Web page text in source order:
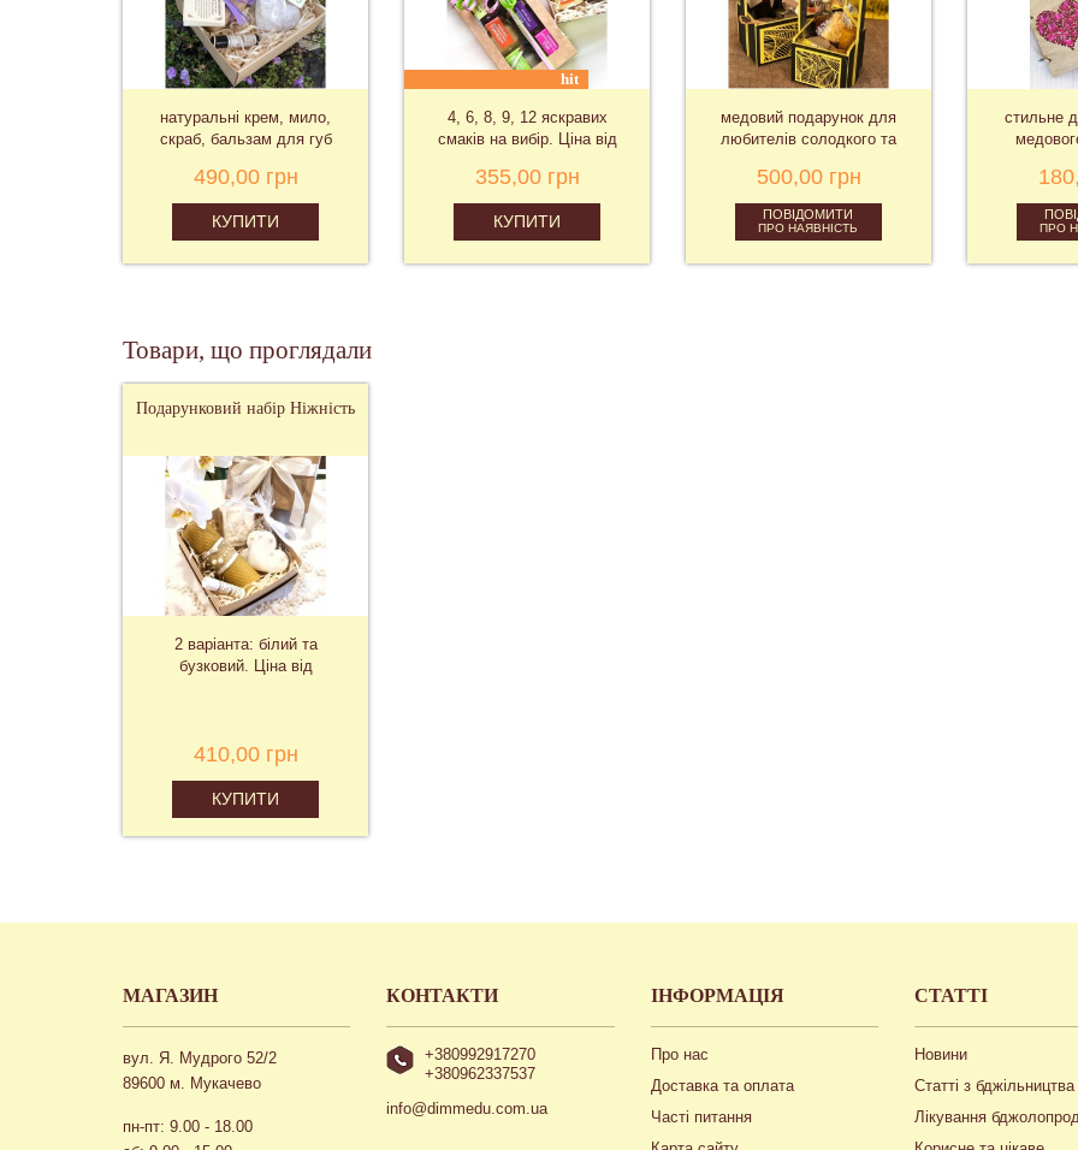
натуральні крем, мило,
скраб, бальзам для губ
490,00 грн
КУПИТИ
hit
4, 6, 8, 9, 12 яскравих
смаків на вибір. Ціна від
355,00 грн
КУПИТИ
медовий подарунок для
любителів солодкого та
500,00 грн
ПОВІДОМИТИ
ПРО НАЯВНІСТЬ
стильне
ПРО
Товари, що проглядали
Подарунковий набір Ніжність
2 варіанта: білий та
бузковий. Ціна від
410,00 грн
КУПИТИ
МАГАЗИН
вул. Я. Мудрого 52/2
89600 м. Мукачево
пн-пт: 9.00 - 18.00
КОНТАКТИ
+380992917270
+380962337537
info@dimmedu.com.ua
ІНФОРМАЦІЯ
Про нас
Доставка та оплата
Часті питання
СТАТТІ
Новини
Статті з бджільництва
Лікування